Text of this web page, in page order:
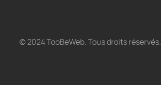
© 2024 TooBeWeb. Tous droits réservés.